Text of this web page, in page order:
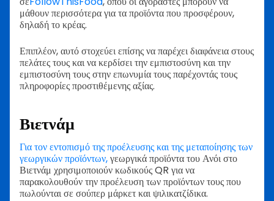
μάθουν περισσότερα για τα προϊόντα που προσφέρουν,
δηλαδή το κρέας.
Επιπλέον, αυτό στοχεύει επίσης να παρέχει διαφάνεια στους
πελάτες τους και να κερδίσει την εμπιστοσύνη και την
εμπιστοσύνη τους στην επωνυμία τους παρέχοντάς τους
πληροφορίες προστιθέμενης αξίας.
Βιετνάμ
Για τον εντοπισμό της προέλευσης και της μεταποίησης των
γεωργικών προϊόντων,γεωργικά προϊόντα του Ανόι στο
Βιετνάμ χρησιμοποιούν κωδικούς QR για να
παρακολουθούν την προέλευση των προϊόντων τους που
πωλούνται σε σούπερ μάρκετ και ψιλικατζίδικα.